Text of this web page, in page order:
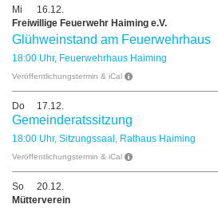
Mi
16.12.
Freiwillige Feuerwehr Haiming e.V.
Glühweinstand am Feuerwehrhaus
18:00 Uhr, Feuerwehrhaus Haiming
Veröffentlichungstermin & iCal
Do 17.12.
Gemeinderatssitzung
18:00 Uhr, Sitzungssaal, Rathaus Haiming
Veröffentlichungstermin & iCal
So
20.12.
Mütterverein